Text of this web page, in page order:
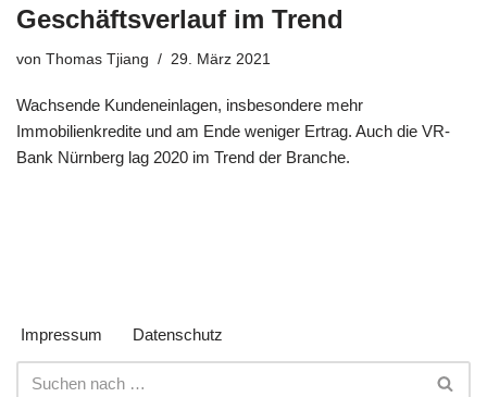
Geschäftsverlauf im Trend
von Thomas Tjiang 29. März 2021
Wachsende Kundeneinlagen, insbesondere mehr
Immobilienkredite und am Ende weniger Ertrag. Auch die VR-
Bank Nürnberg lag 2020 im Trend der Branche.
Impressum Datenschutz